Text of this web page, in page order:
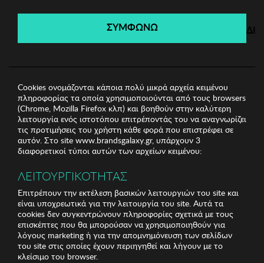
Λήγει σε: 00ημέρες | 00ώρες 00λεπτά 00δευτ.
ΣΥΜΦΩΝΩ
Cookies ονομάζονται κάποια πολύ μικρά αρχεία κειμένου
πληροφορίας τα οποία χρησιμοποιούνται από τους browsers
(Chrome, Mozilla Firefox κλπ) και βοηθούν στην καλύτερη
λειτουργία ενός ιστοτόπου επιτρέποντάς του να αναγνωρίζει
τις προτιμήσεις του χρήστη κάθε φορά που επιστρέφει σε
αυτόν. Στο site www.brandsgalaxy.gr, υπάρχουν 3
διαφορετικοί τύποι αυτών των αρχείων κειμένου:
ΛΕΙΤΟΥΡΓΙΚΟΤΗΤΑΣ
Επιτρέπουν την εκτέλεση βασικών λειτουργιών του site και
είναι υποχρεωτικά για την λειτουργία του site. Αυτά τα
cookies δεν συγκεντρώνουν πληροφορίες σχετικά με τους
επισκέπτες που θα μπορούσαν να χρησιμοποιηθούν για
λόγους marketing ή για την απομνημόνευση των σελίδων
του site στις οποίες έχουν περιηγηθεί και λήγουν με το
κλείσιμο του browser.